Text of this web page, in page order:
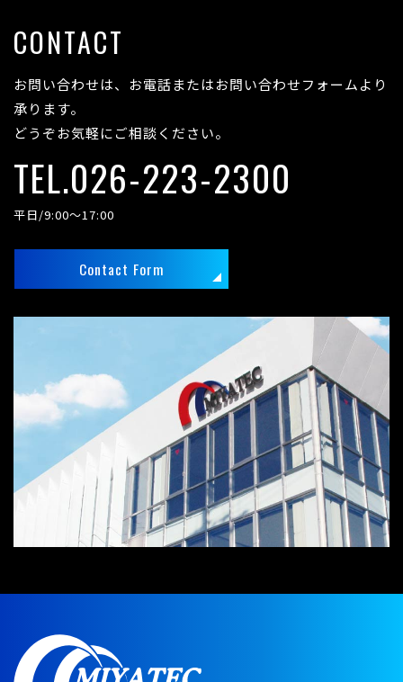
CONTACT
お問い合わせは、お電話またはお問い合わせフォームより
承ります。
どうぞお気軽にご相談ください。
TEL.026-223-2300
平日/9:00～17:00
Contact Form